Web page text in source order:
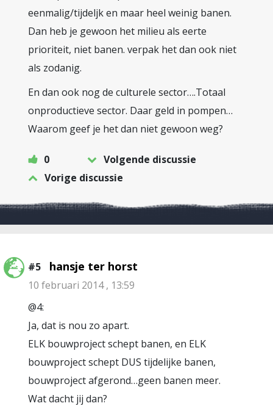
eenmalig/tijdeljk en maar heel weinig banen.
Dan heb je gewoon het milieu als eerte
prioriteit, niet banen. verpak het dan ook niet
als zodanig.
En dan ook nog de culturele sector….Totaal
onproductieve sector. Daar geld in pompen…
Waarom geef je het dan niet gewoon weg?
0
Volgende discussie
Vorige discussie
#5 hansje ter horst
10 februari 2014 , 13:59
@4:
Ja, dat is nou zo apart.
ELK bouwproject schept banen, en ELK
bouwproject schept DUS tijdelijke banen,
bouwproject afgerond…geen banen meer.
Wat dacht jij dan?